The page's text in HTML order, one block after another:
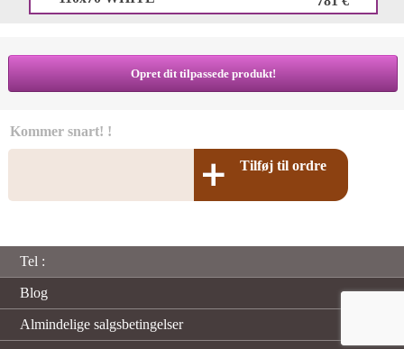
Opret dit tilpassede produkt!
Kommer snart! !
Tilføj til ordre
Tel :
Blog
Almindelige salgsbetingelser